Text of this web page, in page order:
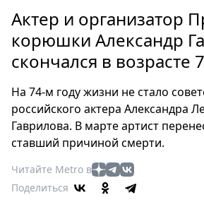
Россия
Мир
Здоровье
Туризм
Мода
Театр
Кино
Афиша
Книги
Актер и организатор
корюшки Александр
скончался в возрасте
На 74-м году жизни не стало
российского актера Александра
Гаврилова. В марте артист
ставший причиной смерти.
Читайте Metro в
Поделиться